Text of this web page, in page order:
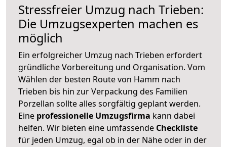
Stressfreier Umzug nach Trieben:
Die Umzugsexperten machen es
möglich
Ein erfolgreicher Umzug nach Trieben erfordert
gründliche Vorbereitung und Organisation. Vom
Wählen der besten Route von Hamm nach
Trieben bis hin zur Verpackung des Familien
Porzellan sollte alles sorgfältig geplant werden.
Eine professionelle Umzugsfirma kann dabei
helfen. Wir bieten eine umfassende Checkliste
für jeden Umzug, egal ob in der Nähe oder in der